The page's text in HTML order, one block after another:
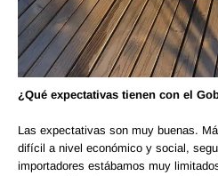
¿Qué expectativas tienen con el
Las expectativas son muy buenas.
difícil a nivel económico y social,
importadores estábamos muy